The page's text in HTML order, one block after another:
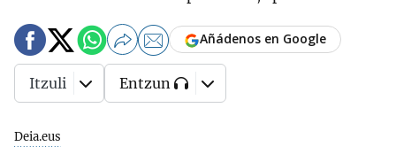
Deia.eus
Añádenos en Google
Itzuli Entzun